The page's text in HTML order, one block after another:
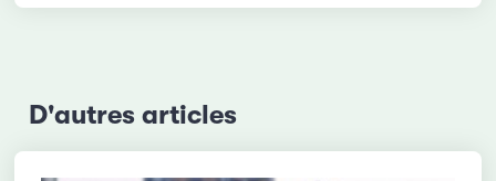
D'autres articles